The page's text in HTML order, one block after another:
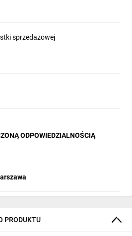
sprzedażowej
ODPOWIEDZIALNOŚCIĄ
PRODUKTU